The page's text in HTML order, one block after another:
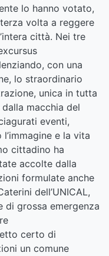
lo hanno votato,
volta a reggere
città. Nei tre
con una
lo straordinario
unica in tutta
macchia del
eventi,
e la vita
cittadino ha
accolte dalla
formulate anche
dell’UNICAL,
di grossa emergenza
certo di
un comune